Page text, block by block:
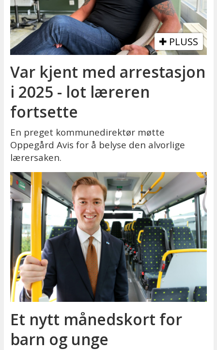
PLUSS
Var kjent med arrestasjon
i 2025 - lot læreren
fortsette
En preget kommunedirektør møtte
Oppegård Avis for å belyse den alvorlige
lærersaken.
Et nytt månedskort for
barn og unge